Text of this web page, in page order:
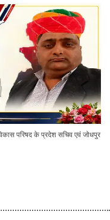
परिषद के प्रदेश सचिव एवं जोधपुर